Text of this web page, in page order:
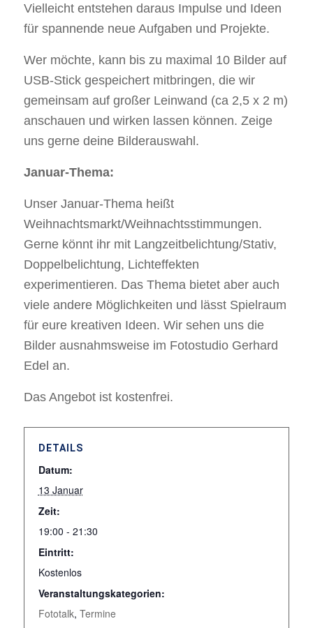
Vielleicht entstehen daraus Impulse und Ideen
für spannende neue Aufgaben und Projekte.
Wer möchte, kann bis zu maximal 10 Bilder auf
USB-Stick gespeichert mitbringen, die wir
gemeinsam auf großer Leinwand (ca 2,5 x 2 m)
anschauen und wirken lassen können. Zeige
uns gerne deine Bilderauswahl.
Januar-Thema:
Unser Januar-Thema heißt
Weihnachtsmarkt/Weihnachtsstimmungen.
Gerne könnt ihr mit Langzeitbelichtung/Stativ,
Doppelbelichtung, Lichteffekten
experimentieren. Das Thema bietet aber auch
viele andere Möglichkeiten und lässt Spielraum
für eure kreativen Ideen. Wir sehen uns die
Bilder ausnahmsweise im Fotostudio Gerhard
Edel an.
Das Angebot ist kostenfrei.
DETAILS
Datum:
13 Januar
Zeit:
19:00 - 21:30
Eintritt:
Kostenlos
Veranstaltungskategorien:
Fototalk, Termine